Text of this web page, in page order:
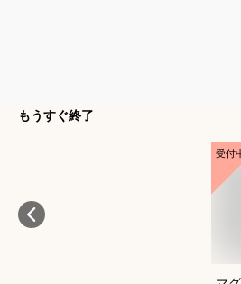
もうすぐ終了
受付